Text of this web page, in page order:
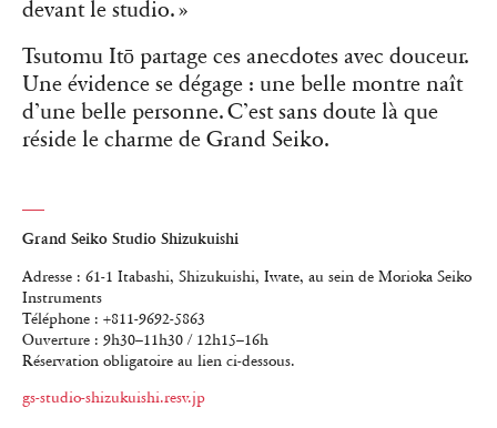
devant le studio. »
Tsutomu Itō partage ces anecdotes avec douceur.
Une évidence se dégage : une belle montre naît
d’une belle personne. C’est sans doute là que
réside le charme de Grand Seiko.
Grand Seiko Studio Shizukuishi
Adresse : 61-1 Itabashi, Shizukuishi, Iwate, au sein de Morioka Seiko
Instruments
Téléphone : +811-9692-5863
Ouverture : 9h30–11h30 / 12h15–16h
Réservation obligatoire au lien ci-dessous.
gs-studio-shizukuishi.resv.jp